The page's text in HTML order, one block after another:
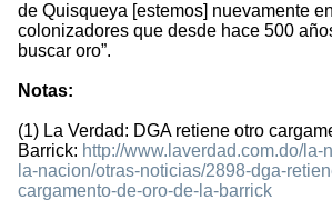
de Quisqueya [estemos] nuevamente
colonizadores que desde hace 500
buscar oro”.
Notas:
(1) La Verdad: DGA retiene otro
Barrick: http://www.laverdad.com.do/la-
la-nacion/otras-noticias/2898-dga-
cargamento-de-oro-de-la-barrick